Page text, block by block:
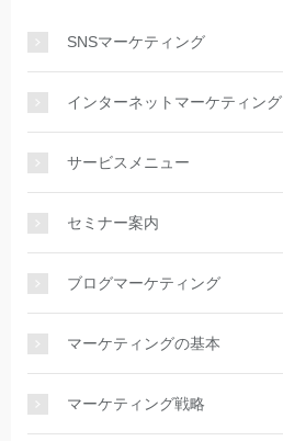
SNSマーケティング
インターネットマーケティング
サービスメニュー
セミナー案内
ブログマーケティング
マーケティングの基本
マーケティング戦略